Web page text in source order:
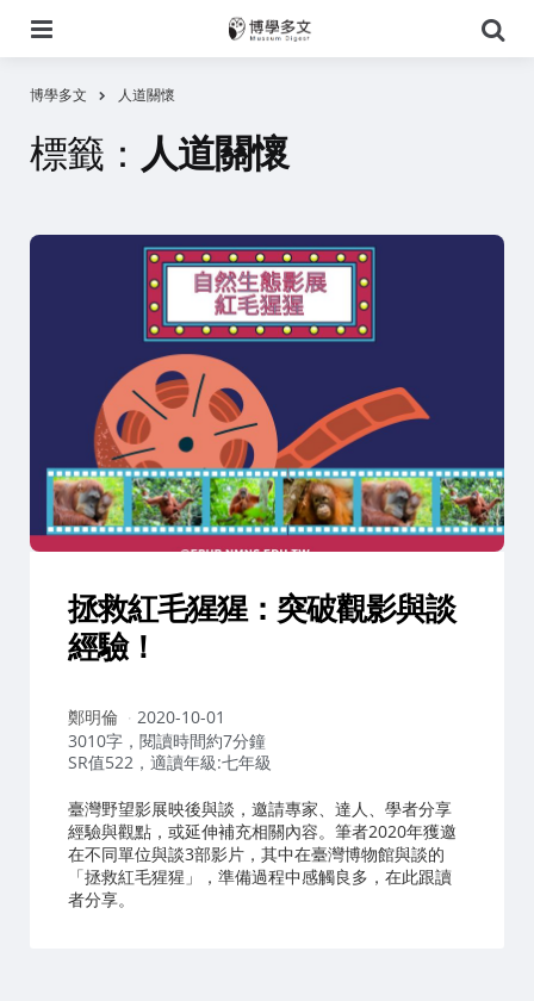
尋
博學多文 人道關懷
標籤： 人道關懷
拯救紅毛猩猩：突破觀影與談
經驗！
作
者：
鄭明倫
2020-10-01
3010字，閱讀時間約7分鐘
SR值522，適讀年級:七年級
臺灣野望影展映後與談，邀請專家、達人、學者分享
經驗與觀點，或延伸補充相關內容。筆者2020年獲邀
在不同單位與談3部影片，其中在臺灣博物館與談的
「拯救紅毛猩猩」，準備過程中感觸良多，在此跟讀
者分享。